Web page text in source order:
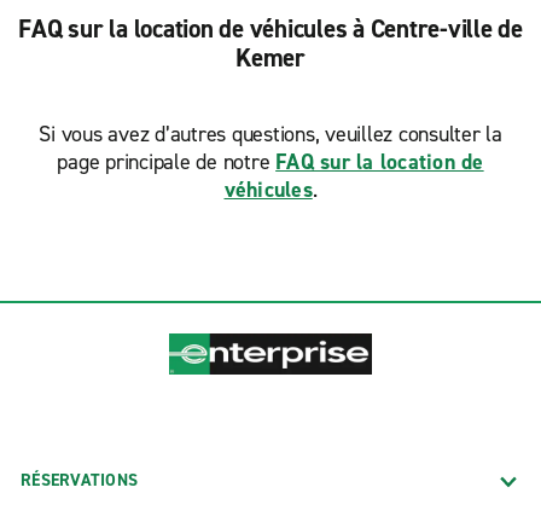
FAQ sur la location de véhicules à Centre-ville de
Kemer
Si vous avez d’autres questions, veuillez consulter la
page principale de notre FAQ sur la location de
véhicules.
RÉSERVATIONS